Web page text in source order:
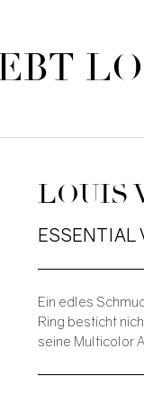
LOUIS
ESSENTIAL
Ein edles
Ring besticht
seine Multicolor